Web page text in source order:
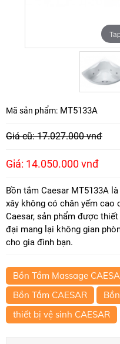
Mã sản phẩm: MT5133A
Giá cũ: 17.027.000 vnđ
Giá: 14.050.000 vnđ
Bồn tắm Caesar MT5133A
xây không có chân yếm cao
Caesar, sản phẩm được
đại mang lại không gian
cho gia đình bạn.
Bồn Tắm Massage
Bồn Tắm CAESAR
thiết bị vệ sinh CAESAR